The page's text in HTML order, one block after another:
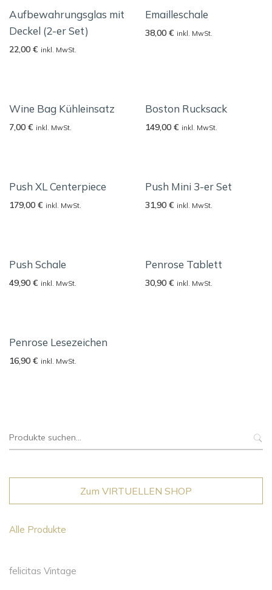
Aufbewahrungsglas mit
Deckel (2-er Set)
22,00 € inkl. MwSt.
Emailleschale
38,00 € inkl. MwSt.
Wine Bag Kühleinsatz
7,00 € inkl. MwSt.
Boston Rucksack
149,00 € inkl. MwSt.
Push XL Centerpiece
179,00 € inkl. MwSt.
Push Mini 3-er Set
31,90 € inkl. MwSt.
Push Schale
49,90 € inkl. MwSt.
Penrose Tablett
30,90 € inkl. MwSt.
Penrose Lesezeichen
16,90 € inkl. MwSt.
Suche
Zum VIRTUELLEN SHOP
Alle Produkte
felicitas Vintage